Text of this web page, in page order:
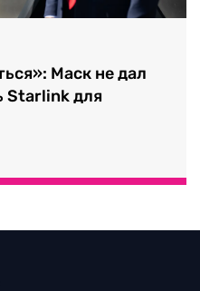
Маск не дал
Starlink для